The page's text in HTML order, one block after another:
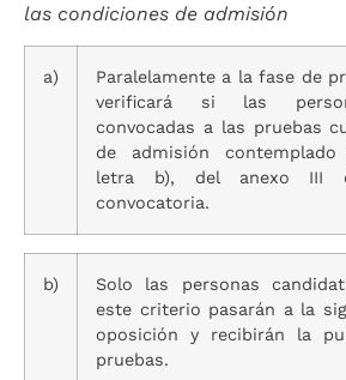
las condiciones de admisión
a)
Paralelamente a la fase de
verificará si las
convocadas a las pruebas
de admisión
letra b), del anexo III
convocatoria.
b)
Solo las personas
este criterio pasarán a la
oposición y recibirán la
pruebas.